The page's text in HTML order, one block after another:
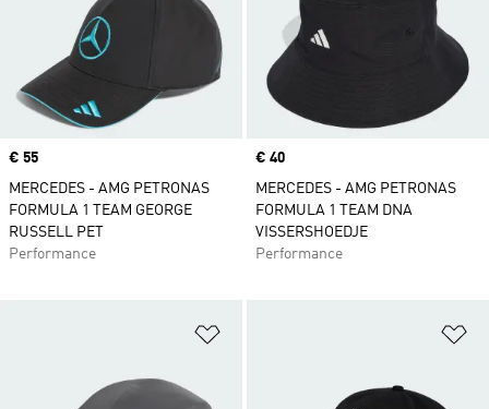
Price
€ 55
MERCEDES - AMG PETRONAS
FORMULA 1 TEAM GEORGE
RUSSELL PET
Performance
Price
€ 40
MERCEDES - AMG PETRONAS
FORMULA 1 TEAM DNA
VISSERSHOEDJE
Performance